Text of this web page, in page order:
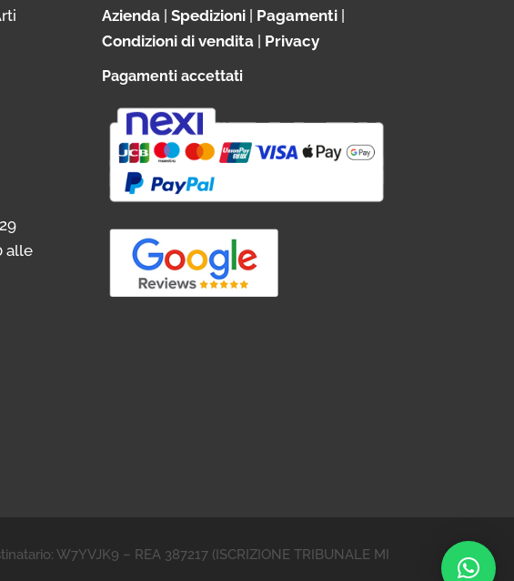
alle
Azienda| Spedizioni| Pagamenti|
Condizioni di vendita| Privacy
Pagamenti accettati
W7YVJK9 – REA 387217 (ISCRIZIONE TRIBUNALE MI